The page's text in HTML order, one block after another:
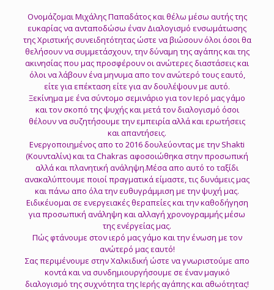
Ονομάζομαι Μιχάλης Παπαδάτος και θέλω μέσω αυτής της
ευκαρίας να ανταποδώσω έναν Διαλογισμό ενσωμάτωσης
της Χριστικής συνειδητότητας ώστε να βιώσουν όλοι όσοι θα
θελήσουν να συμμετάσχουν, την δύναμη της αγάπης και της
ακινησίας που μας προσφέρουν οι ανώτερες διαστάσεις και
όλοι να λάβουν ένα μηνυμα απο τον ανώτερό τους εαυτό,
είτε για επέκταση είτε για αν δουλέψουν με αυτό.
Ξεκίνημα με ένα σύντομο σεμινάριο για τον Ιερό μας γάμο
και τον σκοπό της ψυχής και μετά τον διαλογισμό όσοι
θέλουν να συζητήσουμε την εμπειρία αλλά και ερωτήσεις
και απαντήσεις.
Ενεργοποιημένος απο το 2016 δουλεύοντας με την Shakti
(Κουνταλίνι) και τα Chakras αφοσοιώθηκα στην προσωπική
αλλά και πλανητική ανάληψη.Μέσα απο αυτό το ταξίδι
ανακαλύπτουμε ποιοί πραγματικά είμαστε, τις δυνάμεις μας
και πάνω απο όλα την ευθυγράμμιση με την ψυχή μας.
Ειδικέυομαι σε ενεργειακές θεραπείες και την καθοδήγηση
για προσωπική ανάληψη και αλλαγή χρονογραμμής μέσω
της ενέργείας μας.
Πώς φτάνουμε στον ιερό μας γάμο και την ένωση με τον
ανώτερό μας εαυτό!
Σας περιμένουμε στην Χαλκιδική ώστε να γνωριστούμε απο
κοντά και να συνδημιουργήσουμε σε έναν μαγικό
διαλογισμό της συχνότητα της Ιερής αγάπης και αθωότητας!